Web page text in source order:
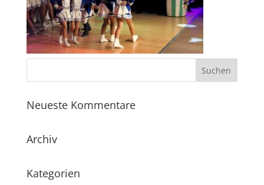
Neueste Kommentare
Archiv
Kategorien